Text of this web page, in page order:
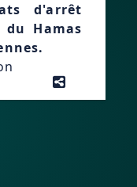
d'arrêt
Hamas